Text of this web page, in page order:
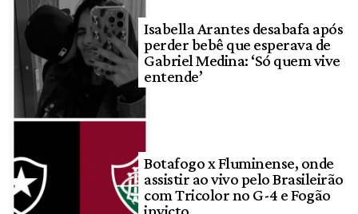
Isabella Arantes desabafa após
perder bebê que esperava de
Gabriel Medina: ‘Só quem vive
entende’
Botafogo x Fluminense, onde
assistir ao vivo pelo Brasileirão
com Tricolor no G-4 e Fogão